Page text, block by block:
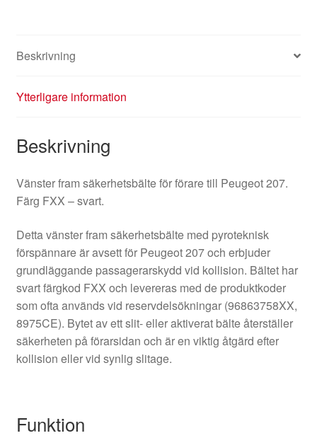
Beskrivning
Ytterligare information
Beskrivning
Vänster fram säkerhetsbälte för förare till Peugeot 207.
Färg FXX – svart.
Detta vänster fram säkerhetsbälte med pyroteknisk
förspännare är avsett för Peugeot 207 och erbjuder
grundläggande passagerarskydd vid kollision. Bältet har
svart färgkod FXX och levereras med de produktkoder
som ofta används vid reservdelsökningar (96863758XX,
8975CE). Bytet av ett slit- eller aktiverat bälte återställer
säkerheten på förarsidan och är en viktig åtgärd efter
kollision eller vid synlig slitage.
Funktion